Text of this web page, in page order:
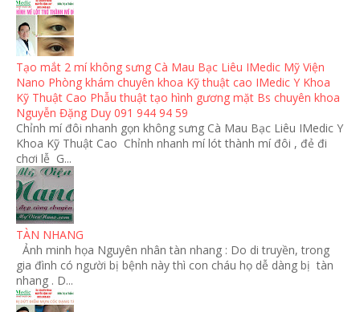
Tạo mắt 2 mí không sưng Cà Mau Bạc Liêu IMedic Mỹ Viện
Nano Phòng khám chuyên khoa Kỹ thuật cao IMedic Y Khoa
Kỹ Thuật Cao Phẫu thuật tạo hình gương mặt Bs chuyên khoa
Nguyễn Đặng Duy 091 944 94 59
Chỉnh mí đôi nhanh gọn không sưng Cà Mau Bạc Liêu IMedic Y
Khoa Kỹ Thuật Cao Chỉnh nhanh mí lót thành mí đôi , đẻ đi
chơi lễ G...
TÀN NHANG
Ảnh minh họa Nguyên nhân tàn nhang : Do di truyền, trong
gia đình có người bị bệnh này thì con cháu họ dễ dàng bị tàn
nhang . D...